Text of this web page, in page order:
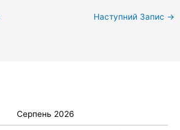
Наступний Запис →
Серпень 2026